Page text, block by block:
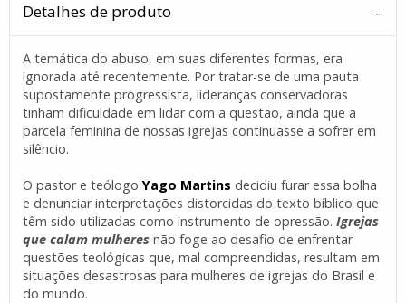
Detalhes de produto
A temática do abuso, em suas diferentes formas, era
ignorada até recentemente. Por tratar-se de uma pauta
supostamente progressista, lideranças conservadoras
tinham dificuldade em lidar com a questão, ainda que a
parcela feminina de nossas igrejas continuasse a sofrer em
silêncio.
O pastor e teólogoYago Martins decidiu furar essa bolha
e denunciar interpretações distorcidas do texto bíblico que
têm sido utilizadas como instrumento de opressão.Igrejas
que calam mulheres não foge ao desafio de enfrentar
questões teológicas que, mal compreendidas, resultam em
situações desastrosas para mulheres de igrejas do Brasil e
do mundo.